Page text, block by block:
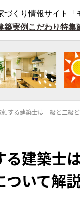
づくり情報サイト「
築実例 こだわり特集
する建築士は一級と二級
る建築士
いて解説